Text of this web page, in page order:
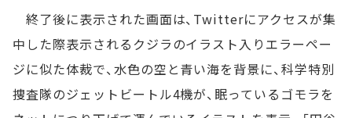
終了後に表示された画面は、Twitterにアクセスが集
中した際表示されるクジラのイラスト入りエラーペー
ジに似た体裁で、水色の空と青い海を背景に、科学特別
捜査隊のジェットビートル4機が、眠っているゴモラを